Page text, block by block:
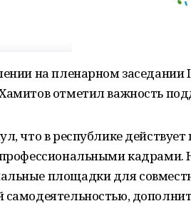
на пленарном заседании
отметил важность
что в республике
кадрами.
площадки для
самодеятельностью,